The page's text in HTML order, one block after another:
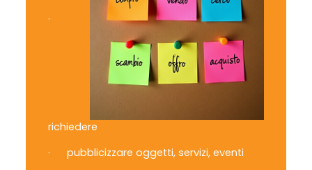
·
richiedere
·pubblicizzareoggetti, servizi, eventi